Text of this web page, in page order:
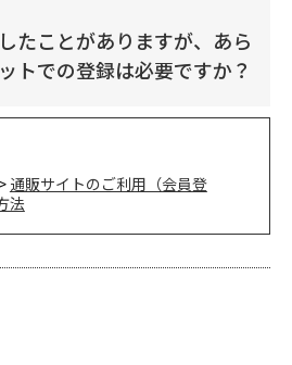
たことがありますが、あら
トでの登録は必要ですか？
> 通販サイトのご利用（会員登
法